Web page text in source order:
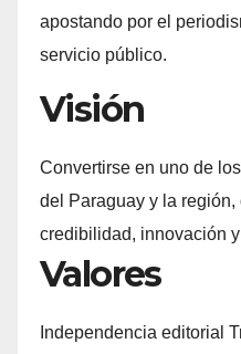
apostando por el
servicio público.
Visión
Convertirse en uno de
del Paraguay y la
credibilidad, innovación
Valores
Independencia editorial